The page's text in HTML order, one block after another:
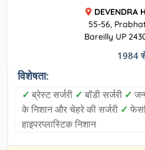
DEVENDRA
55-56,
Bareilly UP
1984
विशेषता:
✓ ब्रेस्ट सर्जरी ✓ बॉडी सर्जरी ✓
के निशान और चेहरे की सर्जरी ✓
हाइपरप्लास्टिक निशान